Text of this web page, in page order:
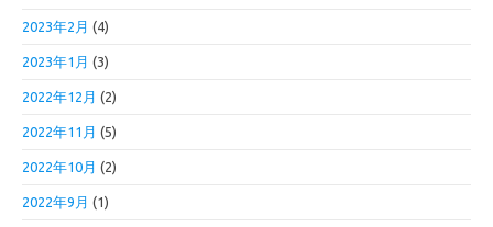
2023年2月 (4)
2023年1月 (3)
2022年12月 (2)
2022年11月 (5)
2022年10月 (2)
2022年9月 (1)